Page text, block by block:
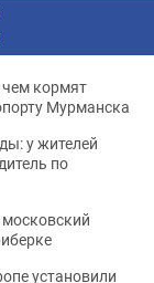
чем кормят
Мурманска
у жителей
по
установили